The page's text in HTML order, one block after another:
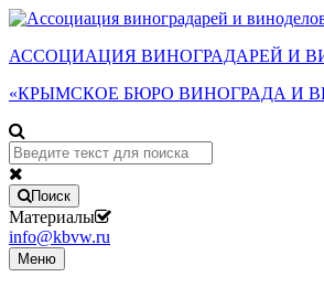
АССОЦИАЦИЯ ВИНОГРАДАРЕЙ И
«КРЫМСКОЕ БЮРО ВИНОГРАДА И
Поиск
Материалы
info@kbvw.ru
Меню